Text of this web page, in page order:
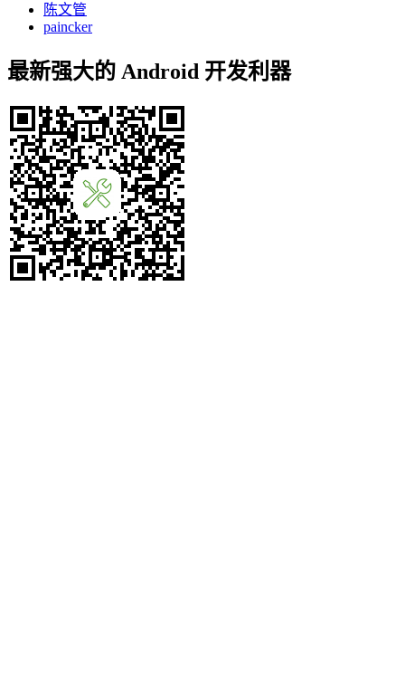
陈文管
paincker
最新强大的 Android 开发利器